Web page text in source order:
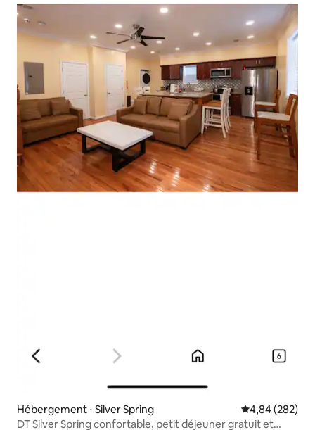
Hébergement ⋅ Silver Spring Évaluation
4,84 (282)
DT Silver Spring confortable, petit déjeuner gratuit et